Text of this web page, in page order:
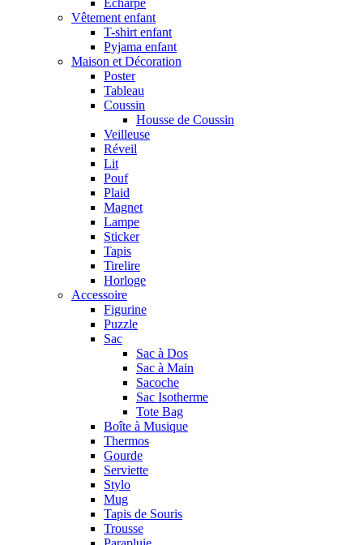
Écharpe
Vêtement enfant
T-shirt enfant
Pyjama enfant
Maison et Décoration
Poster
Tableau
Coussin
Housse de Coussin
Veilleuse
Réveil
Lit
Pouf
Plaid
Magnet
Lampe
Sticker
Tapis
Tirelire
Horloge
Accessoire
Figurine
Puzzle
Sac
Sac à Dos
Sac à Main
Sacoche
Sac Isotherme
Tote Bag
Boîte à Musique
Thermos
Gourde
Serviette
Stylo
Mug
Tapis de Souris
Trousse